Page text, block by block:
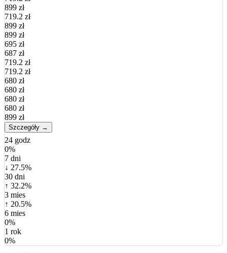
899 zł
719.2 zł
899 zł
899 zł
695 zł
687 zł
719.2 zł
719.2 zł
680 zł
680 zł
680 zł
680 zł
899 zł
Szczegóły →
24 godz
0%
7 dni
↓ 27.5%
30 dni
↑ 32.2%
3 mies
↑ 20.5%
6 mies
0%
1 rok
0%